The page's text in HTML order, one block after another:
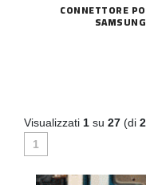
CONNETTORE
Visualizzati 1 su 27 (di
1